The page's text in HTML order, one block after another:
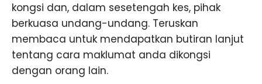
kongsi dan, dalam sesetengah kes, pihak
berkuasa undang-undang. Teruskan
membaca untuk mendapatkan butiran lanjut
tentang cara maklumat anda dikongsi
dengan orang lain.